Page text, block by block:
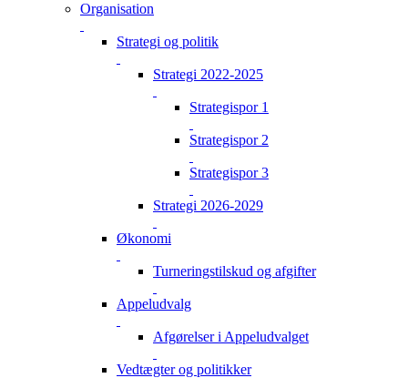
Organisation
Strategi og politik
Strategi 2022-2025
Strategispor 1
Strategispor 2
Strategispor 3
Strategi 2026-2029
Økonomi
Turneringstilskud og afgifter
Appeludvalg
Afgørelser i Appeludvalget
Vedtægter og politikker